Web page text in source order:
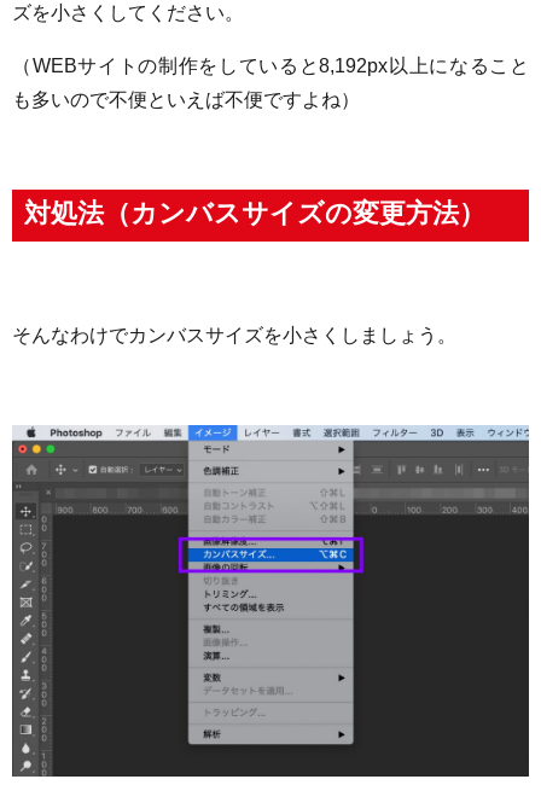
ズを小さくしてください。
（WEBサイトの制作をしていると8,192px以上になること
も多いので不便といえば不便ですよね）
対処法（カンバスサイズの変更方法）
そんなわけでカンバスサイズを小さくしましょう。